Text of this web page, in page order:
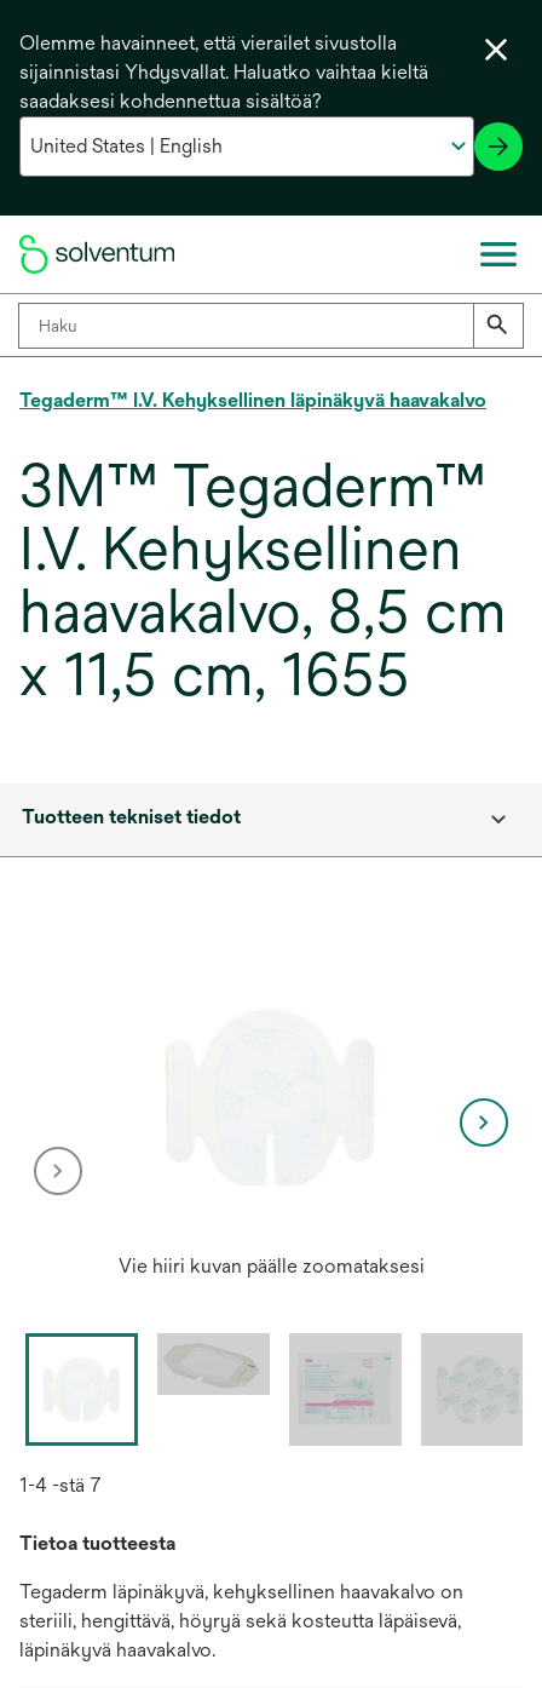
Olemme havainneet, että vierailet sivustolla
sijainnistasi Yhdysvallat. Haluatko vaihtaa kieltä
saadaksesi kohdennettua sisältöä?
Tegaderm™ I.V. Kehyksellinen läpinäkyvä haavakalvo
3M™ Tegaderm™
I.V. Kehyksellinen
haavakalvo, 8,5 cm
x 11,5 cm, 1655
Tuotteen tekniset tiedot
Vie hiiri kuvan päälle zoomataksesi
1-4 -stä 7
Tietoa tuotteesta
Tegaderm läpinäkyvä, kehyksellinen haavakalvo on
steriili, hengittävä, höyryä sekä kosteutta läpäisevä,
läpinäkyvä haavakalvo.